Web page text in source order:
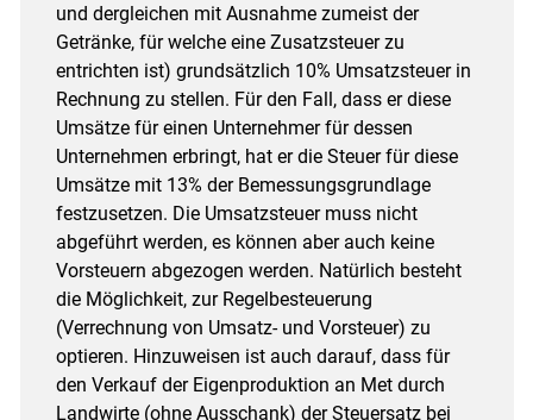
und dergleichen mit Ausnahme zumeist der
Getränke, für welche eine Zusatzsteuer zu
entrichten ist) grundsätzlich 10% Umsatzsteuer in
Rechnung zu stellen. Für den Fall, dass er diese
Umsätze für einen Unternehmer für dessen
Unternehmen erbringt, hat er die Steuer für diese
Umsätze mit 13% der Bemessungsgrundlage
festzusetzen. Die Umsatzsteuer muss nicht
abgeführt werden, es können aber auch keine
Vorsteuern abgezogen werden. Natürlich besteht
die Möglichkeit, zur Regelbesteuerung
(Verrechnung von Umsatz- und Vorsteuer) zu
optieren. Hinzuweisen ist auch darauf, dass für
den Verkauf der Eigenproduktion an Met durch
Landwirte (ohne Ausschank) der Steuersatz bei